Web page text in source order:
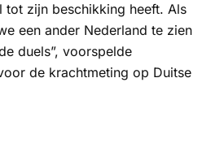
tot zijn beschikking heeft. Als
een ander Nederland te zien
duels”, voorspelde
de krachtmeting op Duitse